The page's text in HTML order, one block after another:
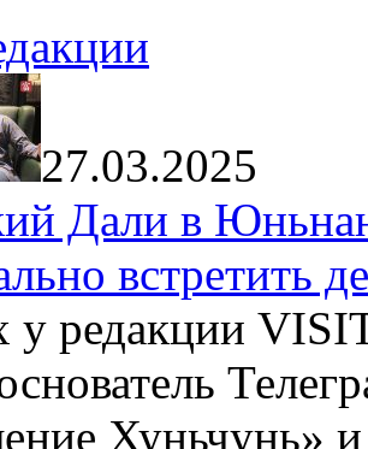
27.03.2025
Дали в
встретить
у редакции
Хуньчунь»